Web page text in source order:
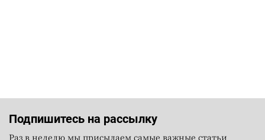
Подпишитесь на рассылку
Раз в неделю мы присылаем самые важные статьи